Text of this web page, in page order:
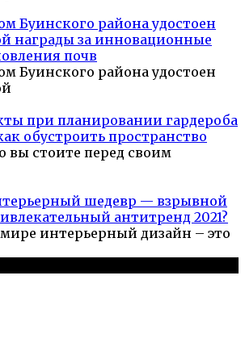
Буинского района удостоен
награды за инновационные
почв
Буинского района удостоен
при планировании гардероба
обустроить пространство
вы стоите перед своим
шедевр — взрывной
антитренд 2021?
интерьерный дизайн – это